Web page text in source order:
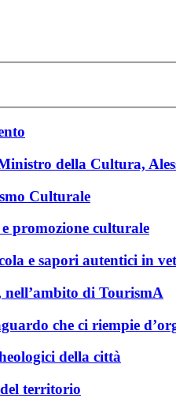
della Cultura,
Culturale
promozione culturale
e sapori autentici in
di TourismA
che ci riempie
della città
territorio